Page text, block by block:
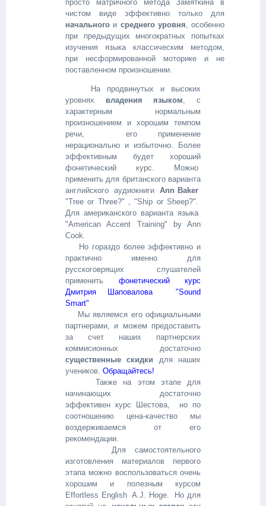
просто матричного метода Замяткина в
чистом виде эффективно только для
начального и среднего уровня, особенно
при предыдущих многократных попытках
изучения языка классическим методом,
при несформированной моторике и не
поставленном произношении.
На продвинутых и высоких
уровнях владения языком, с
характерным нормальным
произношением и хорошим темпом
речи, его применение
нерационально и избыточно. Более
эффективным будет хороший
фонетический курс. Можно
применить для британского варианта
английскогоаудиокнигиAnn Baker
"Tree or Three?" , "Ship or Sheep?".
Для американского варианта языка
"American Accent Training" by Ann
Cook.
Но гораздо более эффективно и
практично именно для
русскоговрящих слушателей
применить фонетический курс
Дмитрия Шаповалова "Sound
Smart"
Мы являемся его официальными
партнерами, и можем предоставить
за счет наших партнерских
коммисионных достаточно
существенные скидки для наших
учеников. Обращайтесь!
Также на этом этапе для
начинающих достаточно
эффективен курс Шестова, но по
соотношению цена-качество мы
воздерживаемся от его
рекомендации.
Для самостоятельного
изготовления материалов первого
этапа можно воспользоваться очень
хорошим и полезным курсом
Effortless English A.J. Hoge.
Но для